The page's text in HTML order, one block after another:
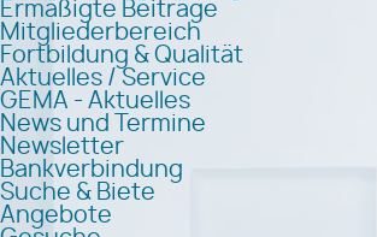
Ermäßigte Beiträge
Mitgliederbereich
Fortbildung & Qualität
Aktuelles / Service
GEMA - Aktuelles
News und Termine
Newsletter
Bankverbindung
Suche & Biete
Angebote